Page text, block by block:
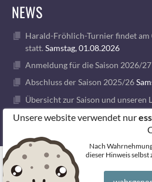
NEWS
Harald-Fröhlich-Turnier findet am
statt. Samstag, 01.08.2026
Anmeldung für die Saison 2026/27
Abschluss der Saison 2025/26
Übersicht zur Saison und unseren
1. VOLLEY GODS SUMMER
© 2026 FREIZEITVOLLEYBALL BERLIN
Unsere website verwendet nur
Nach
dieser Hinweis selbst